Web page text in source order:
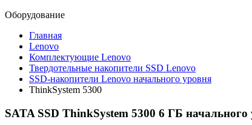
Оборудование
Главная
Lenovo
Комплектующие Lenovo
Твердотельные накопители SSD Lenovo
SSD-накопители Lenovo начального уровня
ThinkSystem 5300
SATA SSD ThinkSystem 5300 6 ГБ начального